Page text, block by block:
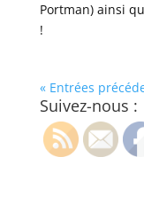
Portman) ainsi
!
« Entrées
Suivez-nous :